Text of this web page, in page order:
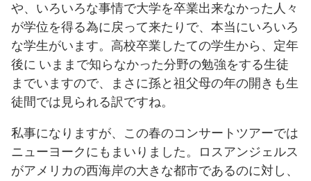
や、いろいろな事情で大学を卒業出来なかった人々
が学位を得る為に戻って来たりで、本当にいろいろ
な学生がいます。高校卒業したての学生から、定年
後に いままで知らなかった分野の勉強をする生徒
までいますので、まさに孫と祖父母の年の開きも生
徒間では見られる訳ですね。
私事になりますが、この春のコンサートツアーでは
ニューヨークにもまいりました。ロスアンジェルス
がアメリカの西海岸の大きな都市であるのに対し、